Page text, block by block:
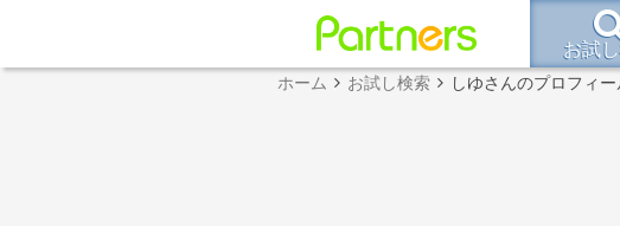
お試
ホーム お試し検索 しゆさんのプロフィー